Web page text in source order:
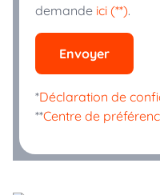
demande ici (**).
Envoyer
*Déclaration de
**Centre de